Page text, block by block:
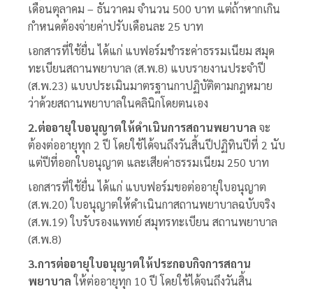
เดือนตุลาคม – ธันวาคม จำนวน 500 บาท แต่ถ้าหากเกิน
กำหนดต้องจ่ายค่าปรับเดือนละ 25 บาท
เอกสารที่ใช้ยื่น ได้แก่ แบฟอร์มชำระค่าธรรมเนียม สมุด
ทะเบียนสถานพยาบาล (ส.พ.8) แบบรายงานประจำปี
(ส.พ.23) แบบประเมินมาตรฐานกาปฏิบัติตามกฎหมาย
ว่าด้วยสถานพยาบาลในคลินิกโดยตนเอง
2.ต่ออายุใบอนุญาตให้ดำเนินการสถานพยาบาล จะ
ต้องต่ออายุทุก 2 ปี โดยใช้ได้จนถึงวันสิ้นปีปฏิทินปีที่ 2 นับ
แต่ปีที่ออกใบอนุญาต และเสียค่าธรรมเนียม 250 บาท
เอกสารที่ใช้ยื่น ได้แก่ แบบฟอร์มขอต่ออายุใบอนุญาต
(ส.พ.20) ใบอนุญาตให้ดำเนินกาสถานพยาบาลฉบับจริง
(ส.พ.19) ใบรับรองแพทย์ สมุทรทะเบียน สถานพยาบาล
(ส.พ.8)
3.การต่ออายุใบอนุญาตให้ประกอบกิจการสถาน
พยาบาลให้ต่ออายุทุก 10 ปี โดยใช้ได้จนถึงวันสิ้น